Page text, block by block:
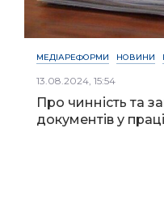
МЕДІАРЕФОРМИ НОВИНИ
13.08.2024, 15:54
Про чинність та
документів у